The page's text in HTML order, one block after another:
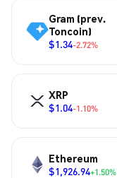
Gram (prev.
Toncoin)
$1.34-2.72%
XRP
$1.04-1.10%
Ethereum
$1,926.94+1.50%